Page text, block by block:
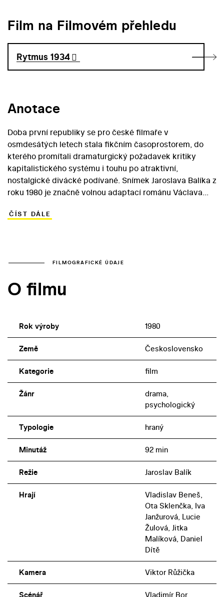
Film na Filmovém přehledu
Rytmus 1934
Anotace
Doba první republiky se pro české filmaře v
osmdesátých letech stala fikčním časoprostorem, do
kterého promítali dramaturgický požadavek kritiky
kapitalistického systému i touhu po atraktivní,
nostalgické divácké podívané. Snímek Jaroslava Balíka z
roku 1980 je značně volnou adaptací románu Václava
ambiciózní mladík Karel Kubát, který po
sebeprosazování začne používat proti všem ve své
Karla stává i strýcova dcera Bobina… V hlavní roli
představitelem vedlejších partů. Roli Bobiny ztvárnila
Lucie Žulová.
ČÍST DÁLE
FILMOGRAFICKÉ ÚDAJE
O filmu
Rok výroby 1980
Země Československo
Kategorie film
Žánr
drama,
psychologický
Typologie hraný
Minutáž 92 min
Režie Jaroslav Balík
Hrají
Vladislav Beneš,
Ota Sklenčka, Iva
Janžurová, Lucie
Žulová, Jitka
Malíková, Daniel
Dítě
Kamera Viktor Růžička